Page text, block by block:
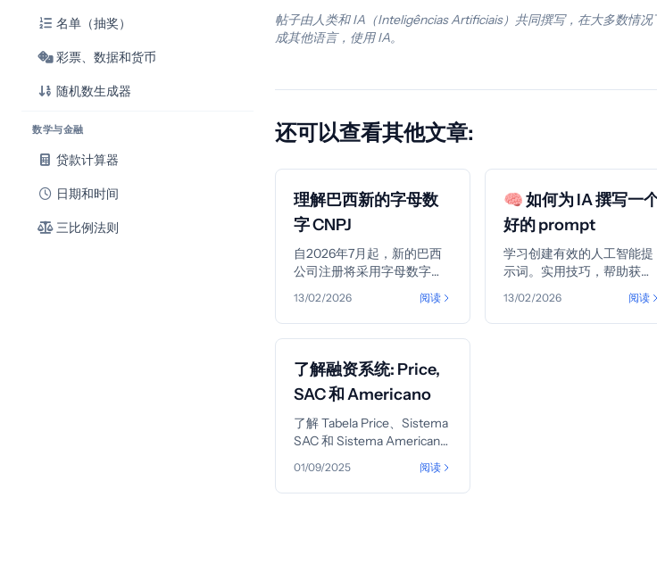
名单（抽奖）
彩票、数据和货币
随机数生成器
数学与金融
贷款计算器
日期和时间
三比例法则
帖子由人类和 IA（Inteligências Artificiais）共同撰写，在大多数情
成其他语言，使用 IA。
还可以查看其他文章:
理解巴西新的字母数
字 CNPJ
自2026年7月起，新的巴西
公司注册将采用字母数字混
合的 CNPJ 格式。了解会发
生哪些变化、哪些保持不
变，以及如何做好准备。
13/02/2026 阅读
🧠 如何为 IA 撰写一
好的 prompt
学习创建有效的人工智能提
示词。实用技巧，帮助获得
准确且有用的回答，无论是
用于文本、图像、代码还是
自动化。
13/02/2026 阅读
了解融资系统: Price,
SAC 和 Americano
了解 Tabela Price、Sistema
SAC 和 Sistema Americano
之间的差异。比较优点、缺
点并选择最适合您的。
01/09/2025 阅读